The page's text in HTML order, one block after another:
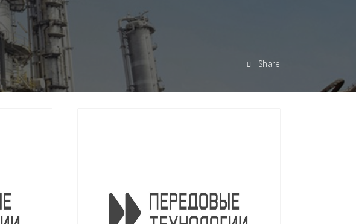
Share